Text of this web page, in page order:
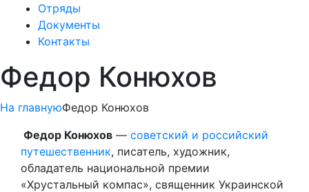
Отряды
Документы
Контакты
Федор Конюхов
На главнуюФедор Конюхов
Федор Конюхов — советский и российский
путешественник, писатель, художник,
обладатель национальной премии
«Хрустальный компас», священник Украинской